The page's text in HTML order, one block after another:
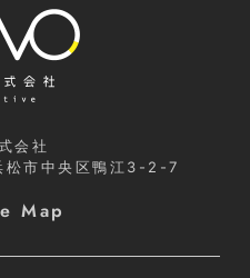
会社
松市中央区鴨江3-2-7
Map